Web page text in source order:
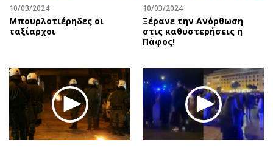
10/03/2024
Μπουρλοτιέρηδες οι
ταξίαρχοι
10/03/2024
Ξέρανε την Ανόρθωση
στις καθυστερήσεις η
Πάφος!